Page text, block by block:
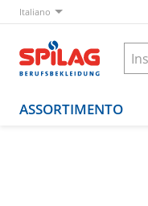
Italiano
ASSORTIMENTO